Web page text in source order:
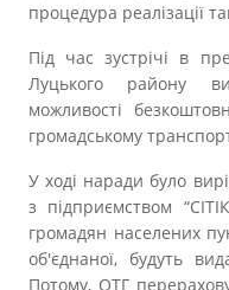
процедура реалізації
Під час зустрічі в
Луцького району
можливості
громадському
У ході наради було
з підприємством
громадян населених
об'єднаної, будуть
Потому, ОТГ